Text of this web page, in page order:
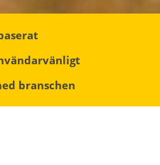
branschen